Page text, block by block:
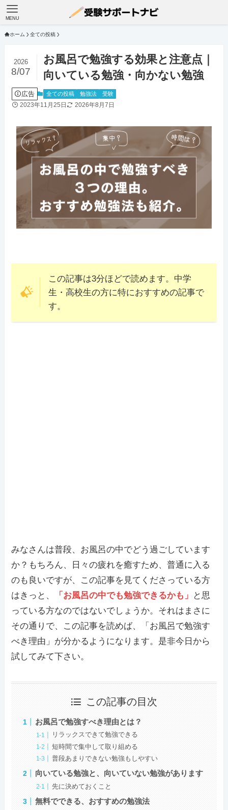
MENU
ホーム 全ての投稿
お風呂で勉強する効果と注意点｜
向いている勉強・向かない勉強
2026
8/07
広告 全ての投稿 勉強法 受験
2023年11月25日 2026年8月7日
この記事は3分ほどで読めます。中学
生・高校生の方に特におすすめの記事で
す。
みなさんは普段、お風呂の中でどう過ごしています
か？もちろん、日々の疲れを癒すため、普通に入る
のも良いですが、この記事を見てくださっている方
はきっと、
「お風呂の中でも勉強できるかも」
と思
っている方なのではないでしょうか。それはまさに
その通りで、この記事を読めば、「お風呂で勉強す
べき理由」が分かるようになります。是非今日から
試してみて下さい。
この記事の目次
お風呂で勉強すべき理由とは？
リラックスできて勉強できる
短時間で集中して取り組める
普段あまりできない勉強もしやすい
向いている勉強と、向いていない勉強があります
先に決めておくこと
無料でできる、おすすめの勉強法